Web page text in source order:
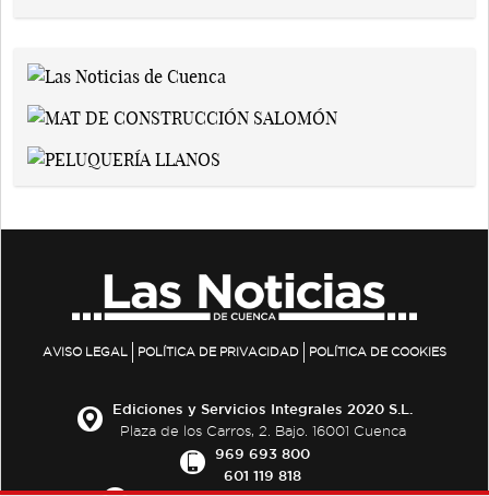
AVISO LEGAL POLÍTICA DE PRIVACIDAD POLÍTICA DE COOKIES
Ediciones y Servicios Integrales 2020 S.L.
Plaza de los Carros, 2. Bajo. 16001 Cuenca
969 693 800
601 119 818